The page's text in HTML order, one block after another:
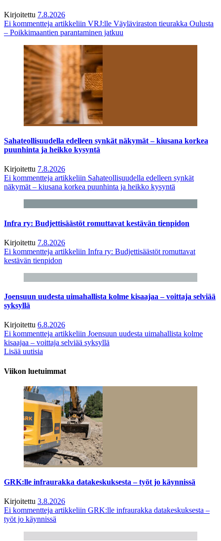
Kirjoitettu 7.8.2026
Ei kommentteja artikkeliin VRJ:lle Väyläviraston tieurakka Oulusta
– Poikkimaantien parantaminen jatkuu
Sahateollisuudella edelleen synkät näkymät – kiusana korkea
puunhinta ja heikko kysyntä
Kirjoitettu 7.8.2026
Ei kommentteja artikkeliin Sahateollisuudella edelleen synkät
näkymät – kiusana korkea puunhinta ja heikko kysyntä
Infra ry: Budjettisäästöt romuttavat kestävän tienpidon
Kirjoitettu 7.8.2026
Ei kommentteja artikkeliin Infra ry: Budjettisäästöt romuttavat
kestävän tienpidon
Joensuun uudesta uimahallista kolme kisaajaa – voittaja selviää
syksyllä
Kirjoitettu 6.8.2026
Ei kommentteja artikkeliin Joensuun uudesta uimahallista kolme
kisaajaa – voittaja selviää syksyllä
Lisää uutisia
Viikon luetuimmat
GRK:lle infraurakka datakeskuksesta – työt jo käynnissä
Kirjoitettu 3.8.2026
Ei kommentteja artikkeliin GRK:lle infraurakka datakeskuksesta –
työt jo käynnissä